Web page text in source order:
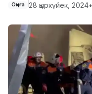
Оқиға 28 қыркүйек, 2024•